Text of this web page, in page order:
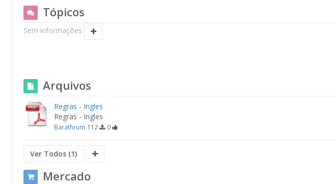
Tópicos
Sem informações
Arquivos
Regras - Ingles
Regras - Ingles
Barathrum 112 0
Ver Todos (1)
Mercado